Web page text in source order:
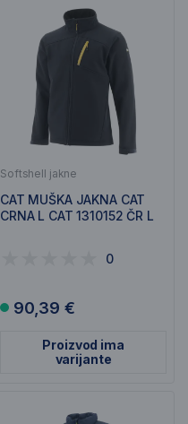
Softshell jakne
CAT MUŠKA JAKNA CAT
CRNA L CAT 1310152 ČR L
0
90,39 €
Proizvod ima
varijante